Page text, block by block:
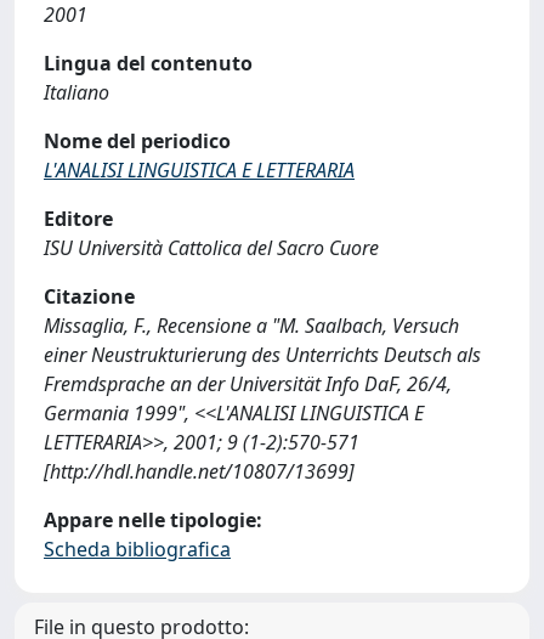
2001
Lingua del contenuto
Italiano
Nome del periodico
L'ANALISI LINGUISTICA E LETTERARIA
Editore
ISU Università Cattolica del Sacro Cuore
Citazione
Missaglia, F., Recensione a "M. Saalbach, Versuch
einer Neustrukturierung des Unterrichts Deutsch als
Fremdsprache an der Universität Info DaF, 26/4,
Germania 1999", <<L'ANALISI LINGUISTICA E
LETTERARIA>>, 2001; 9 (1-2):570-571
[http://hdl.handle.net/10807/13699]
Appare nelle tipologie:
Scheda bibliografica
File in questo prodotto: